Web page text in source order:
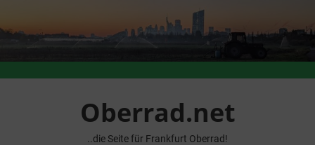
Inhalt
springen
Oberrad.net
..die Seite für Frankfurt Oberrad!